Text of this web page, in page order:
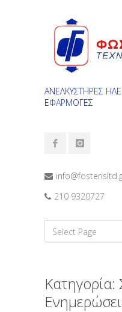
ΑΝΕΛΚΥΣΤΗΡΕΣ
ΕΦΑΡΜΟΓΕΣ
210 9320727
Κατηγορία: